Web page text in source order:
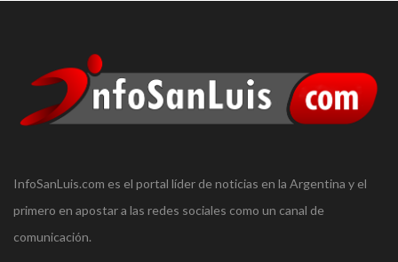
InfoSanLuis.com es el portal líder de noticias en la Argentina y el
primero en apostar a las redes sociales como un canal de
comunicación.